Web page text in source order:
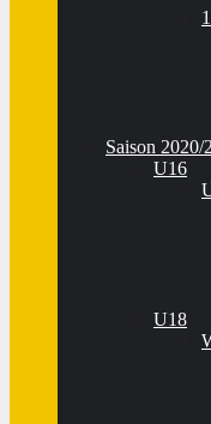
Saison 2020/
U16
U18